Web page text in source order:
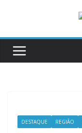
DESTAQUE REGIÃO